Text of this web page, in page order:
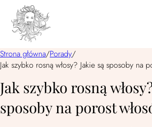
Strona główna/Porady/
Jak szybko rosną włosy? Jakie są sposoby na
Jak szybko rosną
sposoby na porost